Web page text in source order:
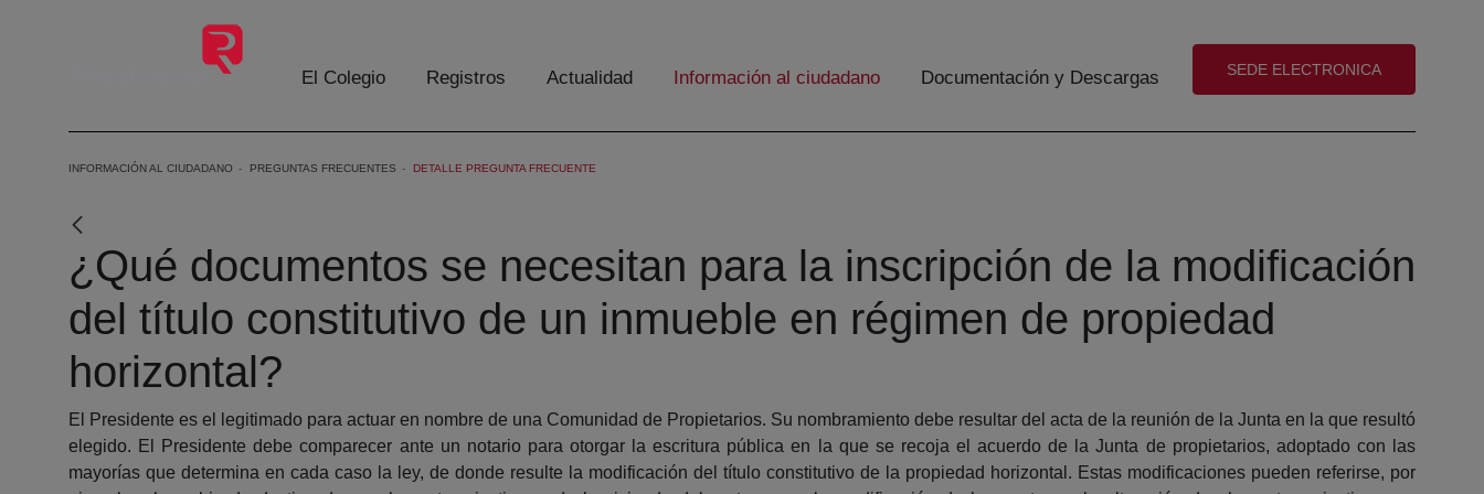
El Colegio Registros Actualidad Información al ciudadano Documentación y Descargas (abre en nueva ventana)
SEDE ELECTRONICA
INFORMACIÓN AL CIUDADANO PREGUNTAS FRECUENTES DETALLE PREGUNTA FRECUENTE
¿Qué documentos se necesitan para la inscripción de la modificación
del título constitutivo de un inmueble en régimen de propiedad
horizontal?
El Presidente es el legitimado para actuar en nombre de una Comunidad de Propietarios. Su nombramiento debe resultar del acta de la reunión de la Junta en la que resultó
elegido. El Presidente debe comparecer ante un notario para otorgar la escritura pública en la que se recoja el acuerdo de la Junta de propietarios, adoptado con las
mayorías que determina en cada caso la ley, de donde resulte la modificación del título constitutivo de la propiedad horizontal. Estas modificaciones pueden referirse, por